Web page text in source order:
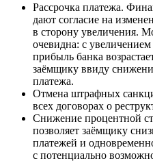
Рассрочка платежа.
дают согласие на
в сторону увеличения.
очевидна: с
прибыль банка
заёмщику ввиду
платежа.
Отмена штрафных
всех договорах о
Снижение процентной
позволяет заёмщику
платежей и
с потенциально